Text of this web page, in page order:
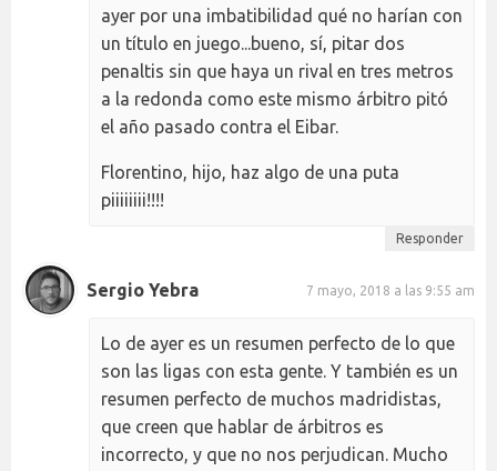
ayer por una imbatibilidad qué no harían con
un título en juego...bueno, sí, pitar dos
penaltis sin que haya un rival en tres metros
a la redonda como este mismo árbitro pitó
el año pasado contra el Eibar.
Florentino, hijo, haz algo de una puta
piiiiiiii!!!!
Responder
Sergio Yebra 7 mayo, 2018 a las 9:55 am
Lo de ayer es un resumen perfecto de lo que
son las ligas con esta gente. Y también es un
resumen perfecto de muchos madridistas,
que creen que hablar de árbitros es
incorrecto, y que no nos perjudican. Mucho